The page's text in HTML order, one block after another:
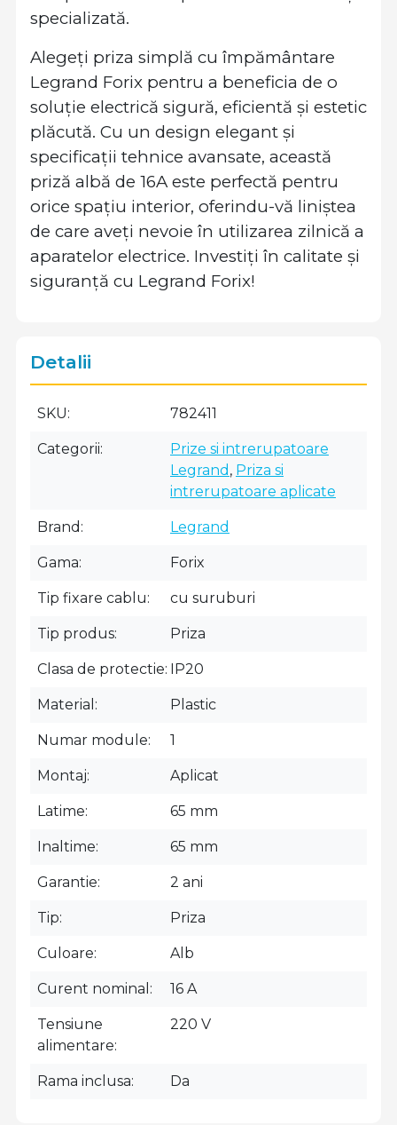
specializată.
Alegeți priza simplă cu împământare
Legrand Forix pentru a beneficia de o
soluție electrică sigură, eficientă și estetic
plăcută. Cu un design elegant și
specificații tehnice avansate, această
priză albă de 16A este perfectă pentru
orice spațiu interior, oferindu-vă liniștea
de care aveți nevoie în utilizarea zilnică a
aparatelor electrice. Investiți în calitate și
siguranță cu Legrand Forix!
Detalii
SKU 782411
Categorii
Prize si intrerupatoare
Legrand , Priza si
intrerupatoare aplicate
Brand Legrand
Gama Forix
Tip fixare cablu cu suruburi
Tip produs Priza
Clasa de protectie IP20
Material Plastic
Numar module 1
Montaj Aplicat
Latime 65 mm
Inaltime 65 mm
Garantie 2 ani
Tip Priza
Culoare Alb
Curent nominal 16 A
Tensiune
alimentare
220 V
Rama inclusa Da